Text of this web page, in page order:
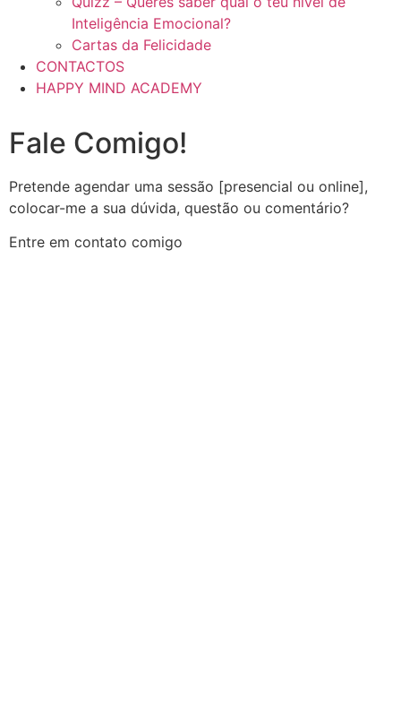
Inteligência Emocional?
Cartas da Felicidade
CONTACTOS
HAPPY MIND ACADEMY
Fale Comigo!
Pretende agendar uma sessão [presencial ou online],
colocar-me a sua dúvida, questão ou comentário?
Entre em contato comigo